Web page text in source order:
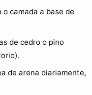
o camada a base de
de cedro o pino
de arena diariamente,